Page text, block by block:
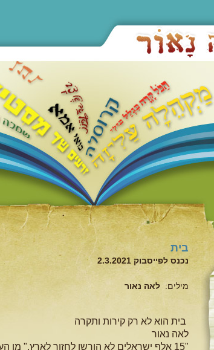
בית
נכנס לפייסבוק 2.3.2021
מילים: לאה נאור
בית הוא לא רק קירות ותקרה
לאה נאור
"15 אלף ישראלים לא הורשו לחזור לארץ." מן העיתונות